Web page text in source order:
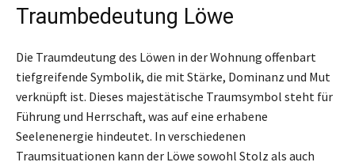
Traumbedeutung Löwe
Die Traumdeutung des Löwen in der Wohnung offenbart
tiefgreifende Symbolik, die mit Stärke, Dominanz und Mut
verknüpft ist. Dieses majestätische Traumsymbol steht für
Führung und Herrschaft, was auf eine erhabene
Seelenenergie hindeutet. In verschiedenen
Traumsituationen kann der Löwe sowohl Stolz als auch